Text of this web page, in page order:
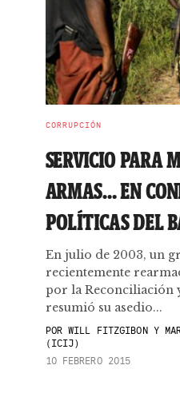
CORRUPCIÓN
SERVICIO PARA
ARMAS… EN
POLÍTICAS DEL
En julio de 2003, un
recientemente
por la Reconciliación
resumió su asedio...
PORWILL FITZGIBON Y
(ICIJ)
10 FEBRERO 2015